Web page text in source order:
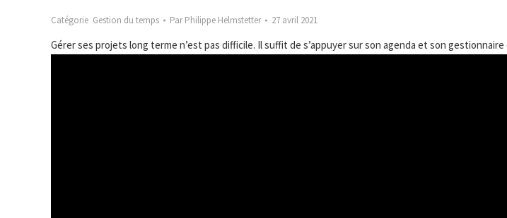
Catégorie Gestion du temps ParPhilippe Helmstetter 27 avril 2021
Gérer ses projets long terme n’est pas difficile. Il suffit de s’appuyer sur son agenda et son